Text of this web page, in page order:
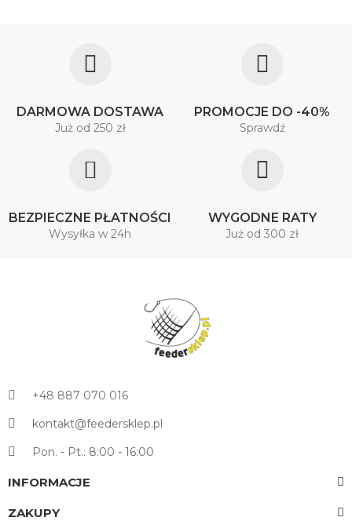
DARMOWA DOSTAWA
Już od 250 zł
PROMOCJE DO -40%
Sprawdź
BEZPIECZNE PŁATNOŚCI
Wysyłka w 24h
WYGODNE RATY
Już od 300 zł
+48 887 070 016
kontakt@feedersklep.pl
Pon. - Pt.: 8:00 - 16:00
INFORMACJE
ZAKUPY